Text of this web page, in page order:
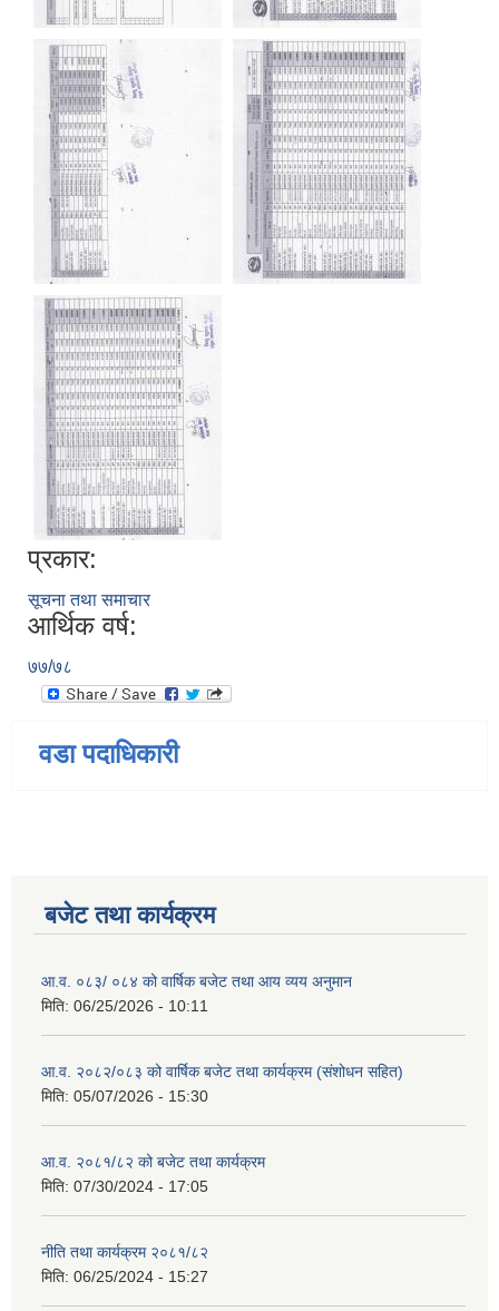
प्रकार:
सूचना तथा समाचार
आर्थिक वर्ष:
७७/७८
वडा पदाधिकारी
बजेट तथा कार्यक्रम
आ.व. ०८३/ ०८४ को वार्षिक बजेट तथा आय व्यय अनुमान
मिति: 06/25/2026 - 10:11
आ.व. २०८२/०८३ को वार्षिक बजेट तथा कार्यक्रम (संशोधन सहित)
मिति: 05/07/2026 - 15:30
आ.व. २०८१/८२ को बजेट तथा कार्यक्रम
मिति: 07/30/2024 - 17:05
नीति तथा कार्यक्रम २०८१/८२
मिति: 06/25/2024 - 15:27